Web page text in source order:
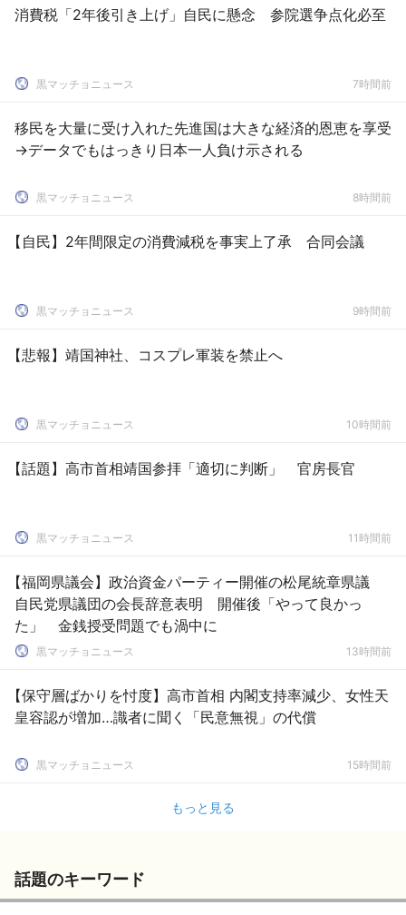
消費税「2年後引き上げ」自民に懸念 参院選争点化必至
黒マッチョニュース 7時間前
移民を大量に受け入れた先進国は大きな経済的恩恵を享受
→データでもはっきり日本一人負け示される
黒マッチョニュース 8時間前
【自民】2年間限定の消費減税を事実上了承 合同会議
黒マッチョニュース 9時間前
【悲報】靖国神社、コスプレ軍装を禁止へ
黒マッチョニュース 10時間前
【話題】高市首相靖国参拝「適切に判断」 官房長官
黒マッチョニュース 11時間前
【福岡県議会】政治資金パーティー開催の松尾統章県議
自民党県議団の会長辞意表明 開催後「やって良かっ
た」 金銭授受問題でも渦中に
黒マッチョニュース 13時間前
【保守層ばかりを忖度】高市首相 内閣支持率減少、女性天
皇容認が増加…識者に聞く「民意無視」の代償
黒マッチョニュース 15時間前
もっと見る
話題のキーワード